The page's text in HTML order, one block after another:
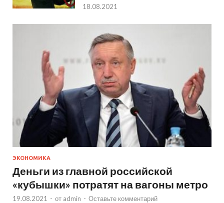
18.08.2021
ЭКОНОМИКА
Деньги из главной российской
«кубышки» потратят на вагоны метро
19.08.2021 - от admin - Оставьте комментарий